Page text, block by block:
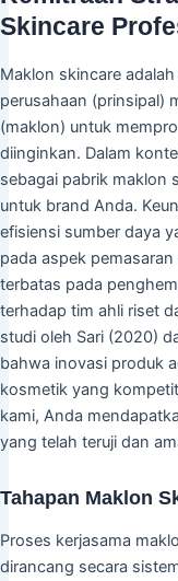
Skincare
Maklon skincare
perusahaan (prinsipal)
(maklon) untuk
diinginkan. Dalam
sebagai pabrik maklon
untuk brand Anda.
efisiensi sumber daya
pada aspek
terbatas pada
terhadap tim ahli riset
studi oleh Sari (2020)
bahwa inovasi produk
kosmetik yang
kami, Anda
yang telah teruji dan
Tahapan Maklon
Proses kerjasama
dirancang secara